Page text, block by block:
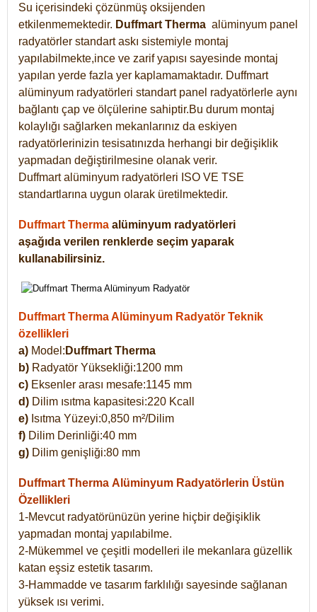
Su içerisindeki çözünmüş oksijenden
etkilenmemektedir. Duffmart Therma alüminyum panel
radyatörler standart askı sistemiyle montaj
yapılabilmekte,ince ve zarif yapısı sayesinde montaj
yapılan yerde fazla yer kaplamamaktadır. Duffmart
alüminyum radyatörleri standart panel radyatörlerle aynı
bağlantı çap ve ölçülerine sahiptir.Bu durum montaj
kolaylığı sağlarken mekanlarınız da eskiyen
radyatörlerinizin tesisatınızda herhangi bir değişiklik
yapmadan değiştirilmesine olanak verir.
Duffmart alüminyum radyatörleri ISO VE TSE
standartlarına uygun olarak üretilmektedir.
Duffmart Therma alüminyum radyatörleri
aşağıda verilen renklerde seçim yaparak
kullanabilirsiniz.
Duffmart Therma Alüminyum Radyatör Teknik
özellikleri
a) Model: Duffmart Therma
b) Radyatör Yüksekliği:1200 mm
c) Eksenler arası mesafe:1145 mm
d) Dilim ısıtma kapasitesi:220 Kcall
e) Isıtma Yüzeyi:0,850 m²/Dilim
f) Dilim Derinliği:40 mm
g) Dilim genişliği:80 mm
Duffmart Therma Alüminyum Radyatörlerin Üstün
Özellikleri
1-Mevcut radyatörünüzün yerine hiçbir değişiklik
yapmadan montaj yapılabilme.
2-Mükemmel ve çeşitli modelleri ile mekanlara güzellik
katan eşsiz estetik tasarım.
3-Hammadde ve tasarım farklılığı sayesinde sağlanan
yüksek ısı verimi.